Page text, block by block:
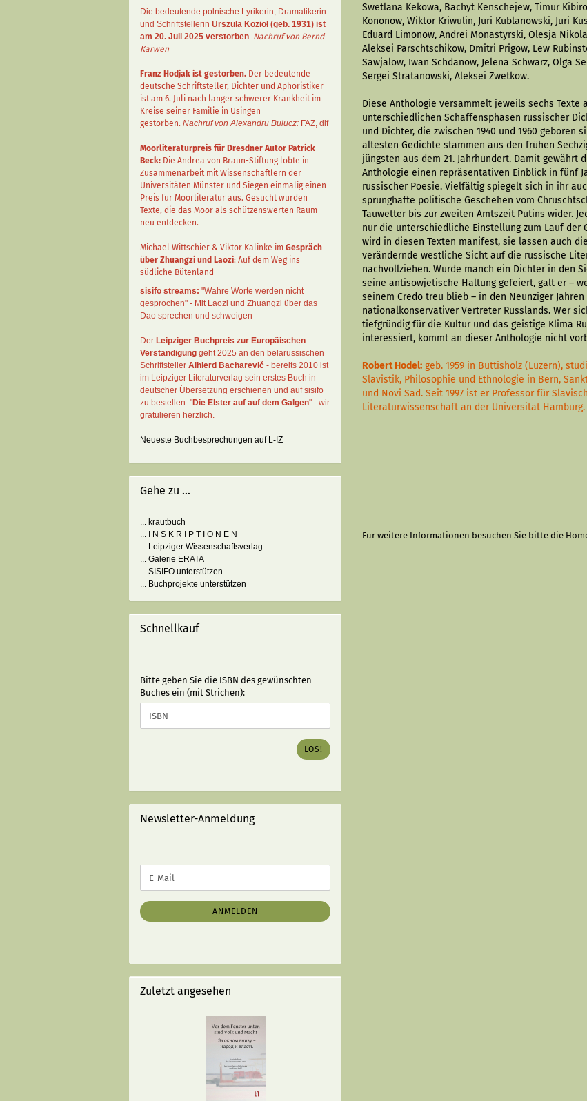
Swetlana Kekowa, Bachyt Kenschejew, Timur
Kononow, Wiktor Kriwulin, Juri Kublanowski, Juri
Eduard Limonow, Andrei Monastyrski, Olesja
Aleksei Parschtschikow, Dmitri Prigow, Lew
Sawjalow, Iwan Schdanow, Jelena Schwarz, Olga
Sergei Stratanowski, Aleksei Zwetkow.
Diese Anthologie versammelt jeweils sechs Texte
unterschiedlichen Schaffens­phasen russischer
und Dichter, die zwischen 1940 und 1960 geboren
ältesten Gedichte stammen aus den frühen
jüngsten aus dem 21. Jahrhundert. Damit gewährt
Anthologie einen repräsentativen Einblick in fünf
russischer Poesie. Vielfältig spiegelt sich in ihr
sprunghafte politische Geschehen vom
Tauwetter bis zur zweiten Amtszeit Putins wider.
nur die unterschiedliche Einstellung zum Lauf der
wird in diesen Texten manifest, sie lassen auch
verändernde westliche Sicht auf die russische
nachvollziehen. Wurde manch ein Dichter in den
seine antisowjetische Haltung gefeiert, galt er –
seinem Credo treu blieb – in den Neunziger Jahren
nationalkonservativer Vertreter Russlands. Wer
tiefgründig für die Kultur und das geistige Klima
interessiert, kommt an dieser Anthologie nicht
Robert Hodel: geb. 1959 in Buttisholz (Luzern),
Slavistik, Philosophie und Ethnologie in Bern,
und Novi Sad. Seit 1997 ist er Professor für
Literaturwissenschaft an der Universität Hamburg.
Für weitere Informationen besuchen Sie bitte die
Die bedeutende polnische Lyrikerin, Dramatikerin
und Schriftstellerin Urszula Kozioł (geb. 1931) ist
am 20. Juli 2025 verstorben. Nachruf von Bernd
Karwen
Franz Hodjak ist gestorben. Der bedeutende
deutsche Schriftsteller, Dichter und Aphoristiker
ist am 6. Juli nach langer schwerer Krankheit im
Kreise seiner Familie in Usingen
gestorben. Nachruf von Alexandru Bulucz: FAZ, dlf
Moorliteraturpreis für Dresdner Autor Patrick
Beck: Die Andrea von Braun-Stiftung lobte in
Zusammenarbeit mit Wissenschaftlern der
Universitäten Münster und Siegen einmalig einen
Preis für Moorliteratur aus. Gesucht wurden
Texte, die das Moor als schützenswerten Raum
neu entdecken.
Michael Wittschier & Viktor Kalinke im Gespräch
über Zhuangzi und Laozi: Auf dem Weg ins
südliche Bütenland
sisifo streams: "Wahre Worte werden nicht
gesprochen" - Mit Laozi und Zhuangzi über das
Dao sprechen und schweigen
Der Leipziger Buchpreis zur Europäischen
Verständigung geht 2025 an den belarussischen
Schriftsteller Alhierd Bacharevič - bereits 2010 ist
im Leipziger Literaturverlag sein erstes Buch in
deutscher Übersetzung erschienen und auf sisifo
zu bestellen: "Die Elster auf auf dem Galgen" - wir
gratulieren herzlich.
Neueste Buchbesprechungen auf L-IZ
Gehe zu ...
... krautbuch
... I N S K R I P T I O N E N
... Leipziger Wissenschaftsverlag
... Galerie ERATA
... SISIFO unterstützen
... Buchprojekte unterstützen
Schnellkauf
BITTE
GEBEN
SIE
DIE
ISBN
(MIT
STRICHEN):
Bitte geben Sie die ISBN des gewünschten
Buches ein (mit Strichen):
LOS!
Newsletter-Anmeldung
ZUR
ANMELDUNG
E-
Mail
ANMELDEN
Zuletzt angesehen